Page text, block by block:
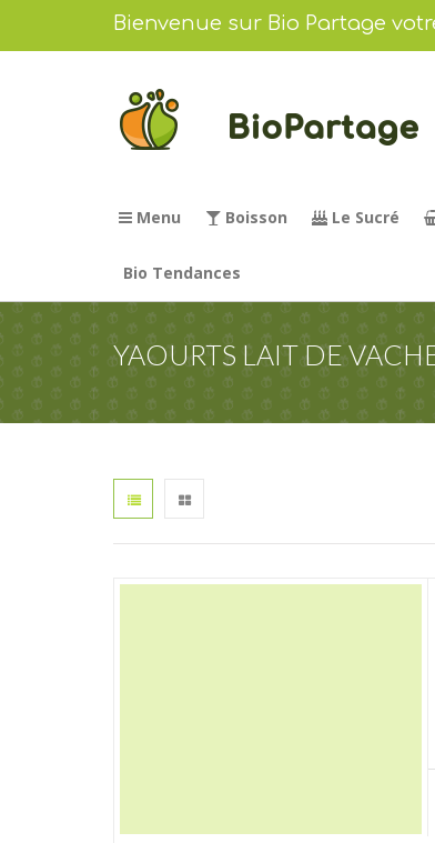
Bienvenue sur Bio Partage
Menu Boisson Le Sucré
Bio Tendances
YAOURTS LAIT DE